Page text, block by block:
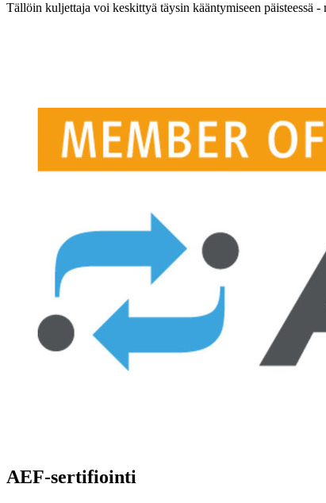
Tällöin kuljettaja voi keskittyä täysin kääntymiseen päisteessä
AEF-sertifiointi